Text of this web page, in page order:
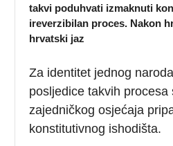
takvi poduhvati izmaknuti
ireverzibilan proces. Nakon
hrvatski jaz
Za identitet jednog
posljedice takvih
zajedničkog osjećaja
konstitutivnog ishodišta.